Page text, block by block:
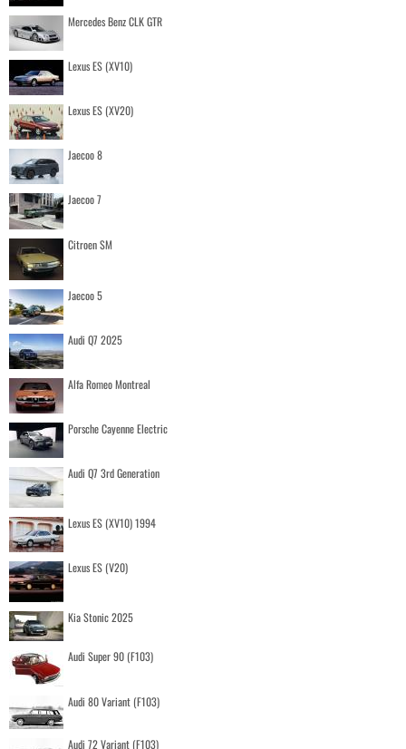
Mercedes Benz CLK GTR
Lexus ES (XV10)
Lexus ES (XV20)
Jaecoo 8
Jaecoo 7
Citroen SM
Jaecoo 5
Audi Q7 2025
Alfa Romeo Montreal
Porsche Cayenne Electric
Audi Q7 3rd Generation
Lexus ES (XV10) 1994
Lexus ES (V20)
Kia Stonic 2025
Audi Super 90 (F103)
Audi 80 Variant (F103)
Audi 72 Variant (F103)